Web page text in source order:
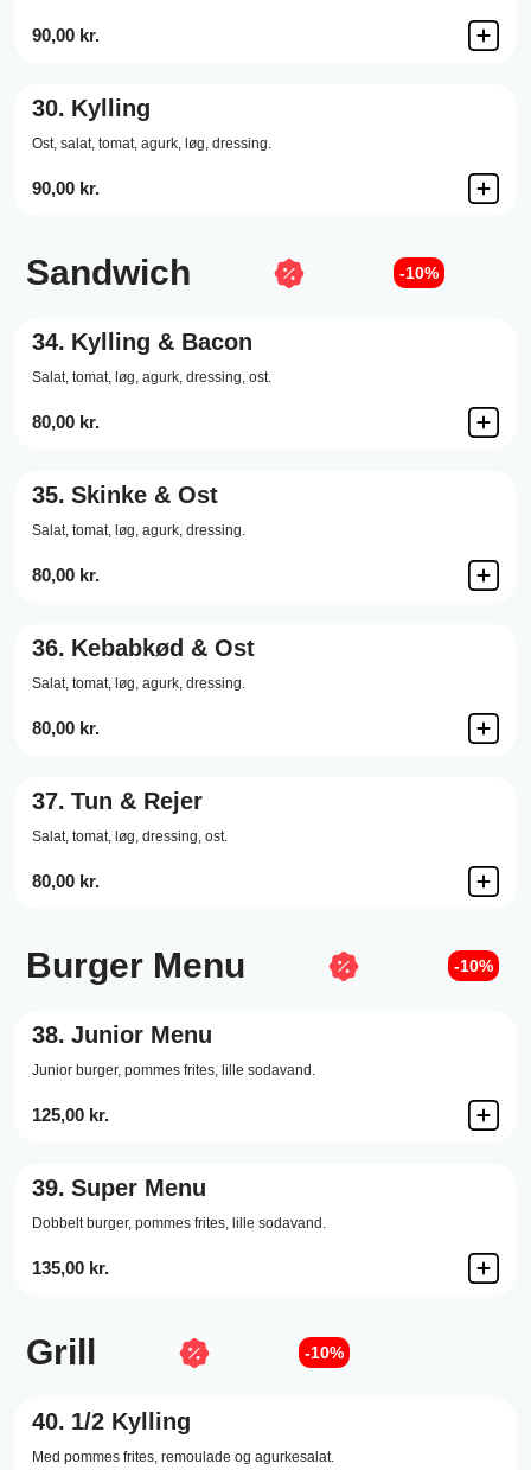
90,00 kr.
30. Kylling
Ost, salat, tomat, agurk, løg, dressing.
90,00 kr.
Sandwich -10%
34. Kylling & Bacon
Salat, tomat, løg, agurk, dressing, ost.
80,00 kr.
35. Skinke & Ost
Salat, tomat, løg, agurk, dressing.
80,00 kr.
36. Kebabkød & Ost
Salat, tomat, løg, agurk, dressing.
80,00 kr.
37. Tun & Rejer
Salat, tomat, løg, dressing, ost.
80,00 kr.
Burger Menu -10%
38. Junior Menu
Junior burger, pommes frites, lille sodavand.
125,00 kr.
39. Super Menu
Dobbelt burger, pommes frites, lille sodavand.
135,00 kr.
Grill -10%
40. 1/2 Kylling
Med pommes frites, remoulade og agurkesalat.